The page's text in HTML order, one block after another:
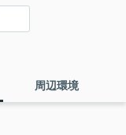
周辺環境